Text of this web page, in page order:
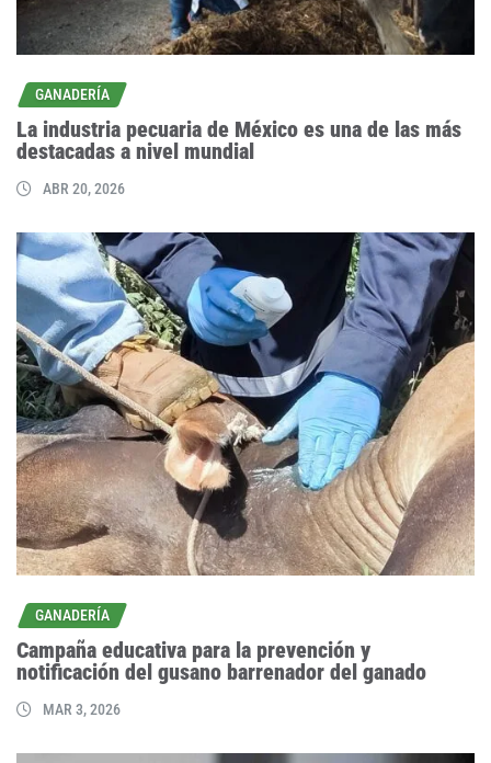
GANADERÍA
La industria pecuaria de México es una de las más
destacadas a nivel mundial
ABR 20, 2026
GANADERÍA
Campaña educativa para la prevención y
notificación del gusano barrenador del ganado
MAR 3, 2026